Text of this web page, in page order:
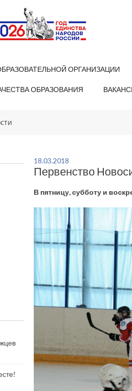
ОРГАНИЗАЦИИ
ОБРАЗОВАНИЯ
18.03.2018
Первенство
В пятницу, субботу и